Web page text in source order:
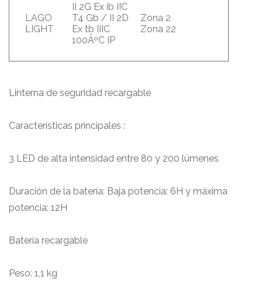
LAGO
LIGHT
II 2G Ex ib IIC
T4 Gb / II 2D
Ex tb IIIC
100ÂºC IP
Zona 2
Zona 22
Linterna de seguridad recargable
Características principales :
3 LED de alta intensidad entre 80 y 200 lúmenes
Duración de la batería: Baja potencia: 6H y máxima
potencia: 12H
Batería recargable
Peso: 1,1 kg